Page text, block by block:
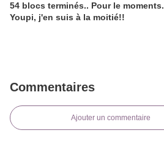
54 blocs terminés.. Pour le moments.
Youpi, j'en suis à la moitié!!
Commentaires
Ajouter un commentaire